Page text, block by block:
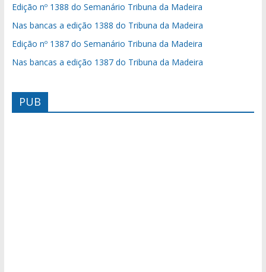
Edição nº 1388 do Semanário Tribuna da Madeira
Nas bancas a edição 1388 do Tribuna da Madeira
Edição nº 1387 do Semanário Tribuna da Madeira
Nas bancas a edição 1387 do Tribuna da Madeira
PUB